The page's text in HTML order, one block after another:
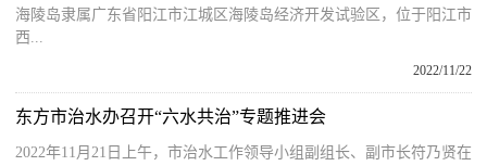
海陵岛隶属广东省阳江市江城区海陵岛经济开发试验区，位于阳江市
西...
2022/11/22
东方市治水办召开“六水共治”专题推进会
2022年11月21日上午，市治水工作领导小组副组长、副市长符乃贤在